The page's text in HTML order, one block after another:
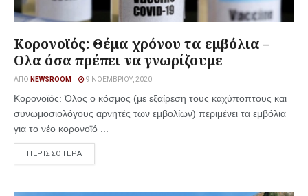
Κορονοϊός: Θέμα χρόνου τα εμβόλια –
Όλα όσα πρέπει να γνωρίζουμε
ΑΠΌ NEWSROOM 9 ΝΟΕΜΒΡΊΟΥ, 2020
Κορονοϊός: Όλος ο κόσμος (με εξαίρεση τους καχύποπτους και
συνωμοσιολόγους αρνητές των εμβολίων) περιμένει τα εμβόλια
για το νέο κορονοϊό ...
ΠΕΡΙΣΣΟΤΕΡΑ